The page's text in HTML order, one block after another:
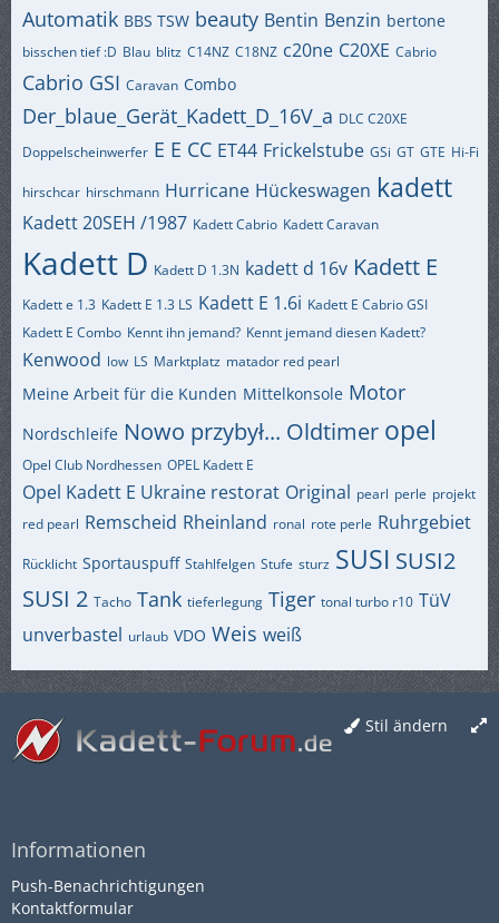
Automatik BBS TSW beauty Bentin Benzin bertone
bisschen tief :D Blau blitz C14NZ C18NZ c20ne C20XE Cabrio
Cabrio GSI Caravan Combo
Der_blaue_Gerät_Kadett_D_16V_a DLC C20XE
Doppelscheinwerfer E E CC ET44 Frickelstube GSi GT GTE Hi-Fi
hirschcar hirschmann Hurricane Hückeswagen kadett
Kadett 20SEH /1987 Kadett Cabrio Kadett Caravan
Kadett D Kadett D 1.3N kadett d 16v Kadett E
Kadett e 1.3 Kadett E 1.3 LS Kadett E 1.6i Kadett E Cabrio GSI
Kadett E Combo Kennt ihn jemand? Kennt jemand diesen Kadett?
Kenwood low LS Marktplatz matador red pearl
Meine Arbeit für die Kunden Mittelkonsole Motor
Nordschleife Nowo przybył... Oldtimer opel
Opel Club Nordhessen OPEL Kadett E
Opel Kadett E Ukraine restorat Original pearl perle projekt
red pearl Remscheid Rheinland ronal rote perle Ruhrgebiet
Rücklicht Sportauspuff Stahlfelgen Stufe sturz SUSI SUSI2
SUSI 2 Tacho Tank tieferlegung Tiger tonal turbo r10 TüV
unverbastel urlaub VDO Weis weiß
Stil ändern
Informationen
Push-Benachrichtigungen
Kontaktformular